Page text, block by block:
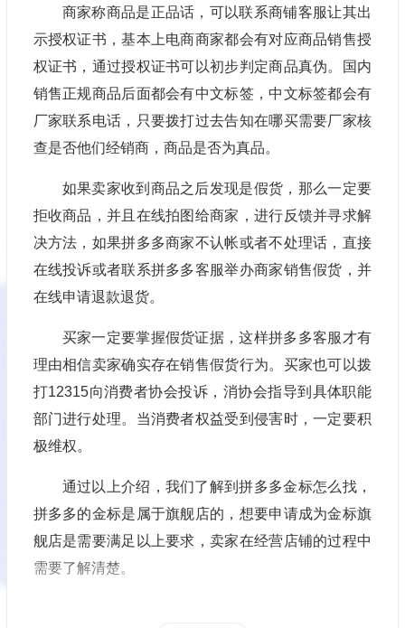
商家称商品是正品话，可以联系商铺客服让其出
示授权证书，基本上电商商家都会有对应商品销售授
权证书，通过授权证书可以初步判定商品真伪。国内
销售正规商品后面都会有中文标签，中文标签都会有
厂家联系电话，只要拨打过去告知在哪买需要厂家核
查是否他们经销商，商品是否为真品。
如果卖家收到商品之后发现是假货，那么一定要
拒收商品，并且在线拍图给商家，进行反馈并寻求解
决方法，如果拼多多商家不认帐或者不处理话，直接
在线投诉或者联系拼多多客服举办商家销售假货，并
在线申请退款退货。
买家一定要掌握假货证据，这样拼多多客服才有
理由相信卖家确实存在销售假货行为。买家也可以拨
打12315向消费者协会投诉，消协会指导到具体职能
部门进行处理。当消费者权益受到侵害时，一定要积
极维权。
通过以上介绍，我们了解到拼多多金标怎么找，
拼多多的金标是属于旗舰店的，想要申请成为金标旗
舰店是需要满足以上要求，卖家在经营店铺的过程中
需要了解清楚。